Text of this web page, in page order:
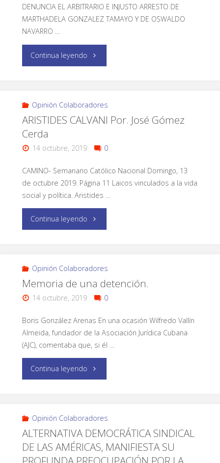
DENUNCIA EL ARBITRARIO E INJUSTO ARRESTO DE
MARTHADELA GONZALEZ TAMAYO Y DE OSWALDO
NAVARRO …
Continua leyendo
Opinión Colaboradores
ARISTIDES CALVANI Por. José Gómez
Cerda
14 octubre, 2019 0
CAMINO- Semanario Católico Nacional Domingo, 13
de octubre 2019. Página 11 Laicos vinculados a la vida
social y política. Aristides …
Continua leyendo
Opinión Colaboradores
Memoria de una detención.
14 octubre, 2019 0
Boris González Arenas En una ocasión Wilfredo Vallín
Almeida, fundador de la Asociación Jurídica Cubana
(AJC), comentaba que, si él …
Continua leyendo
Opinión Colaboradores
ALTERNATIVA DEMOCRÁTICA SINDICAL
DE LAS AMÉRICAS, MANIFIESTA SU